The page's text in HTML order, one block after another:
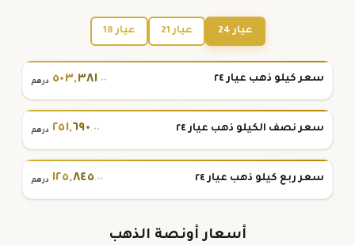
عيار 24 عيار 21 عيار 18
سعر كيلو ذهب عيار ٢٤ ٥٠٣,٣٨١.٠٠ درهم
سعر نصف الكيلو ذهب عيار ٢٤ ٢٥١,٦٩٠.٠٠ درهم
سعر ربع كيلو ذهب عيار ٢٤ ١٢٥,٨٤٥.٠٠ درهم
أسعار أونصة الذهب